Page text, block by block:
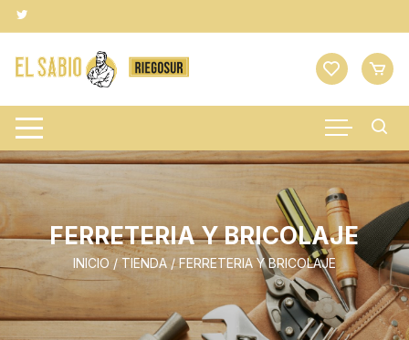
Saltar
al
contenido
FERRETERIA Y BRICOLAJE
INICIO /TIENDA/ FERRETERIA Y BRICOLAJE